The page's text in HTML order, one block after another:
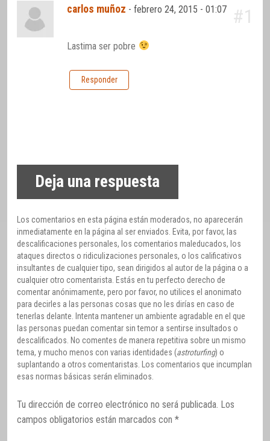
carlos muñoz -febrero 24, 2015 - 01:07 #1
Lastima ser pobre
Responder
Deja una respuesta
Los comentarios en esta página están moderados, no aparecerán
inmediatamente en la página al ser enviados. Evita, por favor, las
descalificaciones personales, los comentarios maleducados, los
ataques directos o ridiculizaciones personales, o los calificativos
insultantes de cualquier tipo, sean dirigidos al autor de la página o a
cualquier otro comentarista. Estás en tu perfecto derecho de
comentar anónimamente, pero por favor, no utilices el anonimato
para decirles a las personas cosas que no les dirías en caso de
tenerlas delante. Intenta mantener un ambiente agradable en el que
las personas puedan comentar sin temor a sentirse insultados o
descalificados. No comentes de manera repetitiva sobre un mismo
tema, y mucho menos con varias identidades (astroturfing) o
suplantando a otros comentaristas. Los comentarios que incumplan
esas normas básicas serán eliminados.
Tu dirección de correo electrónico no será publicada. Los
campos obligatorios están marcados con *